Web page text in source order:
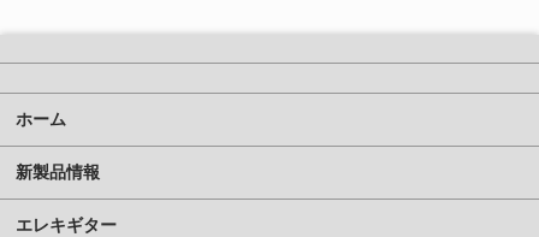
ホーム
新製品情報
エレキギター